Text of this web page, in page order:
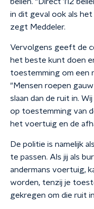
in dit geval ook als het
zegt Meddeler.
Vervolgens geeft de
het beste kunt doen
toestemming om een
"Mensen roepen
slaan dan de ruit in.
op toestemming van
het voertuig en de
De politie is namelijk
te passen. Als jij als
andermans voertuig,
worden, tenzij je
gekregen om die ruit